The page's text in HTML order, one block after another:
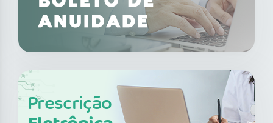
Prescrição